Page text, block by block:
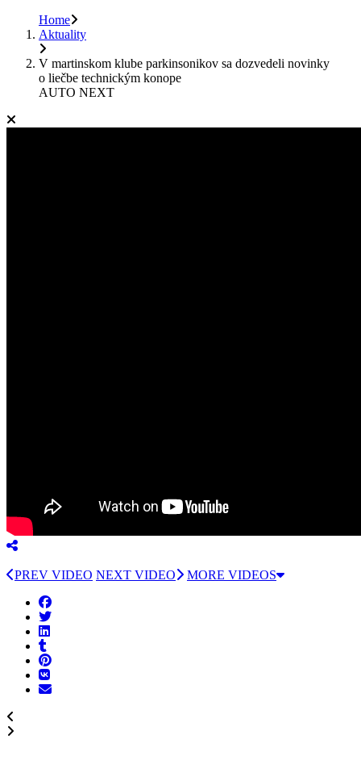
Home
Aktuality
V martinskom klube parkinsonikov sa dozvedeli novinky
o liečbe technickým konope
AUTO NEXT
PREV VIDEO NEXT VIDEO MORE VIDEOS